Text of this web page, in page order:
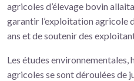
agricoles d’élevage bovin
garantir l’exploitation agricole
ans et de soutenir des
Les études
agricoles se sont déroulées de